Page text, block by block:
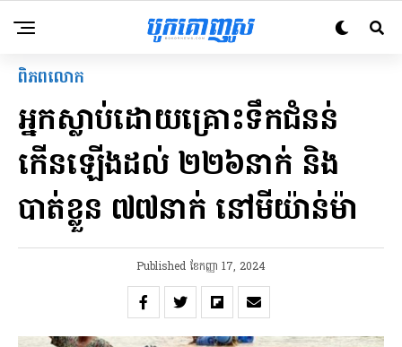
ពិភពលោក
អ្នកស្លាប់ដោយគ្រោះទឹកជំនន់
កើនឡើងដល់ ២២៦នាក់ និង
បាត់ខ្លួន ៧៧នាក់ នៅមីយ៉ាន់ម៉ា
Published ខែ​កញ្ញា 17, 2024